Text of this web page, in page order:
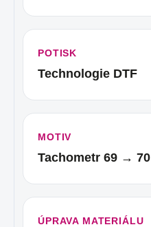
POTISK
Technologie DTF
MOTIV
Tachometr 69 → 70
ÚPRAVA MATERIÁLU